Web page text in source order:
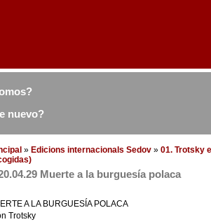
nuevo?
» Edicions internacionals Sedov » 01. Trotsky
Muerte a la burguesía polaca
A LA BURGUESÍA POLACA
Trotsky